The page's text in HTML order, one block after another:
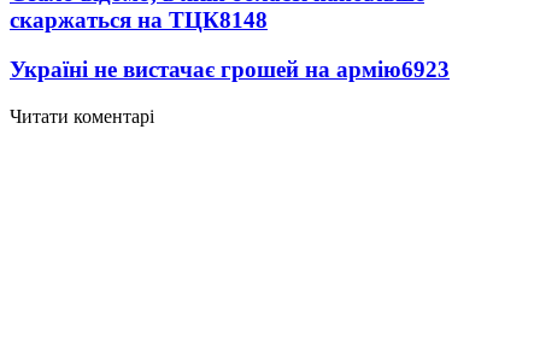
скаржаться на ТЦК8148
Україні не вистачає грошей на армію6923
Читати коментарі